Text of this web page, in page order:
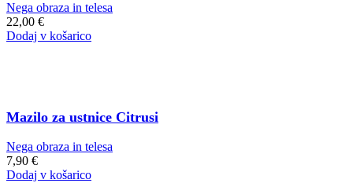
Nega obraza in telesa
22,00 €
Dodaj v košarico
Mazilo za ustnice Citrusi
Nega obraza in telesa
7,90 €
Dodaj v košarico